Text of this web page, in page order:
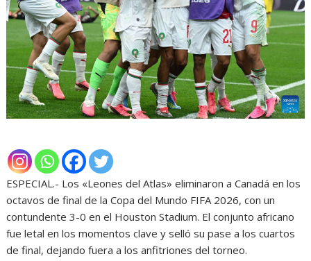
ESPECIAL.- Los «Leones del Atlas» eliminaron a Canadá en los
octavos de final de la Copa del Mundo FIFA 2026, con un
contundente 3-0 en el Houston Stadium. El conjunto africano
fue letal en los momentos clave y selló su pase a los cuartos
de final, dejando fuera a los anfitriones del torneo.